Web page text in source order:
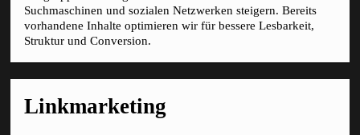
Suchmaschinen und sozialen Netzwerken steigern. Bereits
vorhandene Inhalte optimieren wir für bessere Lesbarkeit,
Struktur und Conversion.
Linkmarketing